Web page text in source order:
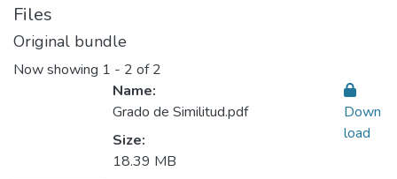
Files
Original bundle
Now showing 1 - 2 of 2
Name:
Grado de Similitud.pdf
Size:
18.39 MB
Down
load